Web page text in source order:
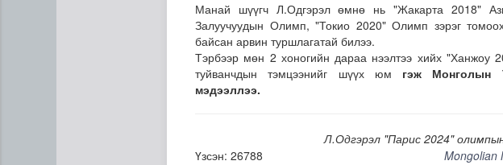
Манай шүүгч Л.Одгэрэл өмнө нь "Жакарта 2018"
Залуучуудын Олимп, "Токио 2020" Олимп зэрэг
байсан арвин туршлагатай билээ.
Тэрбээр мөн 2 хоногийн дараа нээлтээ хийх "Ханжоу
туйванчдын тэмцээнийг шүүх юм гэж Монголын
мэдээллээ.
Л.Одгэрэл "Парис 2024"
Үзсэн: 26788
Mongolian